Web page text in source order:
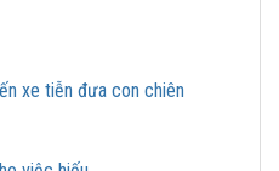
xe tiễn đưa con chiên